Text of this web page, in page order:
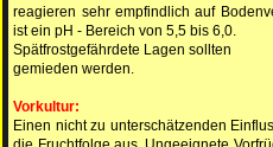
reagieren sehr empfindlich auf
ist ein pH - Bereich von 5,5 bis 6,0.
Spätfrostgefährdete Lagen sollten
gemieden werden.
Vorkultur:
Einen nicht zu unterschätzenden